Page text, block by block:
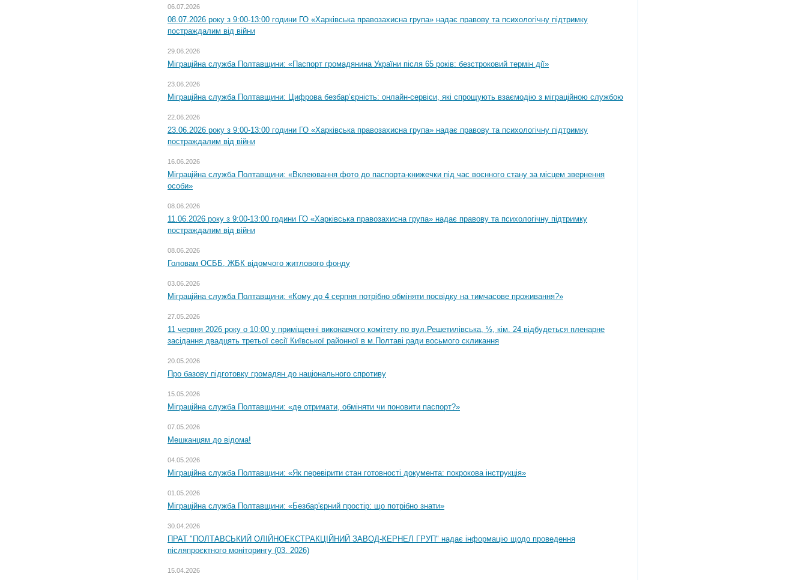
06.07.2026
08.07.2026 року з 9:00-13:00 години ГО «Харківська правозахисна група» надає правову та психологічну підтримку
постраждалим від війни
29.06.2026
Міграційна служба Полтавщини: «Паспорт громадянина України після 65 років: безстроковий термін дії»
23.06.2026
Міграційна служба Полтавщини: Цифрова безбар’єрність: онлайн-сервіси, які спрощують взаємодію з міграційною службою
22.06.2026
23.06.2026 року з 9:00-13:00 години ГО «Харківська правозахисна група» надає правову та психологічну підтримку
постраждалим від війни
16.06.2026
Міграційна служба Полтавщини: «Вклеювання фото до паспорта-книжечки під час воєнного стану за місцем звернення
особи»
08.06.2026
11.06.2026 року з 9:00-13:00 години ГО «Харківська правозахисна група» надає правову та психологічну підтримку
постраждалим від війни
08.06.2026
Головам ОСББ, ЖБК відомчого житлового фонду
03.06.2026
Міграційна служба Полтавщини: «Кому до 4 серпня потрібно обміняти посвідку на тимчасове проживання?»
27.05.2026
11 червня 2026 року о 10:00 у приміщенні виконавчого комітету по вул.Решетилівська, ½, кім. 24 відбудеться пленарне
засідання двадцять третьої сесії Київської районної в м.Полтаві ради восьмого скликання
20.05.2026
Про базову підготовку громадян до національного спротиву
15.05.2026
Міграційна служба Полтавщини: «де отримати, обміняти чи поновити паспорт?»
07.05.2026
Мешканцям до відома!
04.05.2026
Міграційна служба Полтавщини: «Як перевірити стан готовності документа: покрокова інструкція»
01.05.2026
Міграційна служба Полтавщини: «Безбар'єрний простір: що потрібно знати»
30.04.2026
ПРАТ "ПОЛТАВСЬКИЙ ОЛІЙНОЕКСТРАКЦІЙНИЙ ЗАВОД-КЕРНЕЛ ГРУП" надає інформацію щодо проведення
післяпроєктного моніторингу (03. 2026)
15.04.2026